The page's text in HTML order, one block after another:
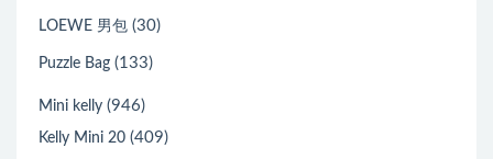
LOEWE 男包 (30)
Puzzle Bag (133)
Mini kelly (946)
Kelly Mini 20 (409)